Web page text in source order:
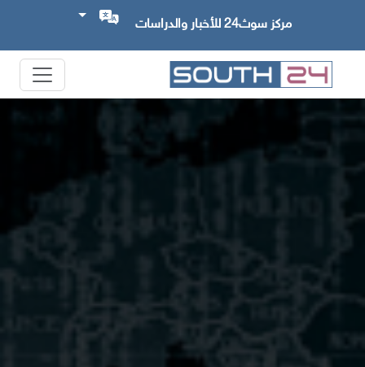
مركز سوث24 للأخبار والدراسات